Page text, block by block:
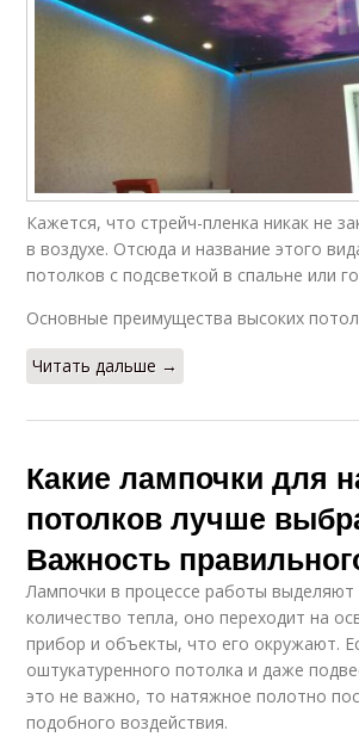
Кажется, что стрейч-пленка никак не
в воздухе. Отсюда и название этого
потолков с подсветкой в ​​спальне или
Основные преимущества высоких
Читать дальше →
Какие лампочки для
потолков лучше
Важность
Лампочки в процессе работы выделяют
количество тепла, оно переходит на
прибор и объекты, что его окружают.
оштукатуренного потолка и даже
это не важно, то натяжное полотно
подобного воздействия.